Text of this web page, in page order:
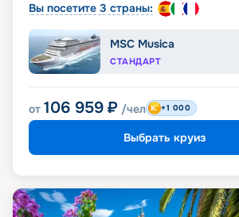
Вы посетите 3 страны:
MSC Musica
СТАНДАРТ
от 106 959 ₽ /чел +1 000
Выбрать круиз